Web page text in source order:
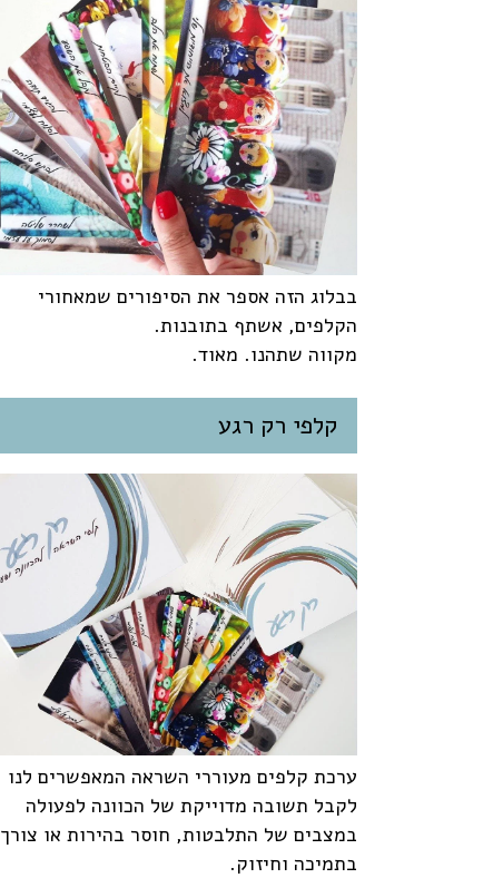
בבלוג הזה אספר את הסיפורים שמאחורי
הקלפים, אשתף בתובנות.
מקווה שתהנו. מאוד.
קלפי רק רגע
ערכת קלפים מעוררי השראה המאפשרים לנו
לקבל תשובה מדוייקת של הכוונה לפעולה
במצבים של התלבטות, חוסר בהירות או צורך
בתמיכה וחיזוק.